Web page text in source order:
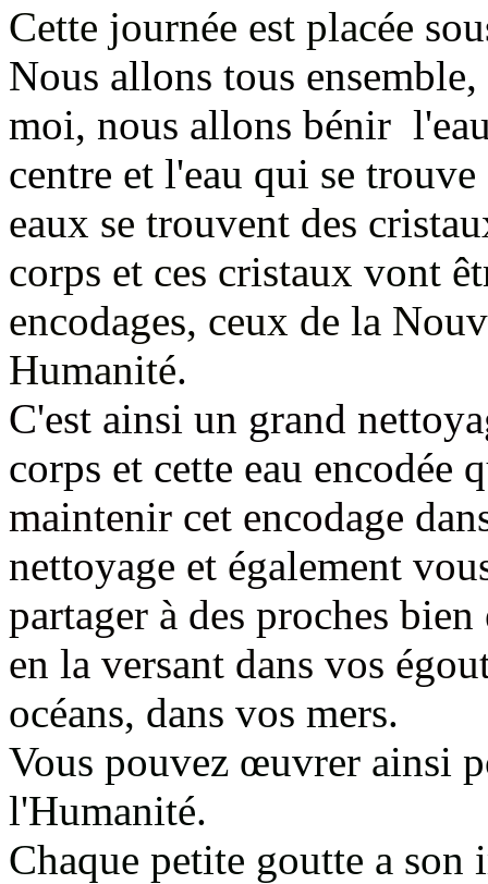
Cette journée est placée
Nous allons tous ensemble,
moi, nous allons bénir
centre et l'eau qui se
eaux se trouvent des
corps et ces cristaux vont
encodages, ceux de la
Humanité.
C'est ainsi un grand
corps et cette eau encodée
maintenir cet encodage
nettoyage et également
partager à des proches
en la versant dans vos
océans, dans vos mers.
Vous pouvez œuvrer ainsi
l'Humanité.
Chaque petite goutte a son